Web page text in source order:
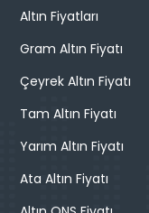
Altın Fiyatları
Gram Altın Fiyatı
Çeyrek Altın Fiyatı
Tam Altın Fiyatı
Yarım Altın Fiyatı
Ata Altın Fiyatı